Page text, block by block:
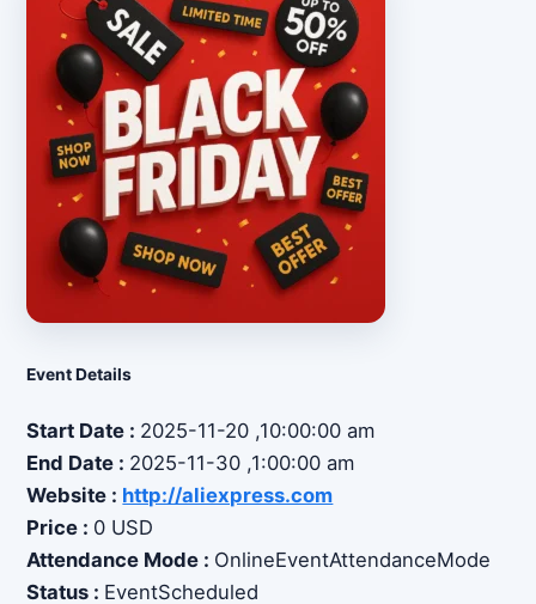
Event Details
Start Date : 2025-11-20 ,10:00:00 am
End Date : 2025-11-30 ,1:00:00 am
Website : http://aliexpress.com
Price : 0 USD
Attendance Mode : OnlineEventAttendanceMode
Status : EventScheduled